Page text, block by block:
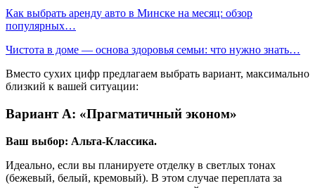
Как выбрать аренду авто в Минске на месяц: обзор
популярных…
Чистота в доме — основа здоровья семьи: что нужно знать…
Вместо сухих цифр предлагаем выбрать вариант, максимально
близкий к вашей ситуации:
Вариант А: «Прагматичный эконом»
Ваш выбор: Альта-Классика.
Идеально, если вы планируете отделку в светлых тонах
(бежевый, белый, кремовый). В этом случае переплата за